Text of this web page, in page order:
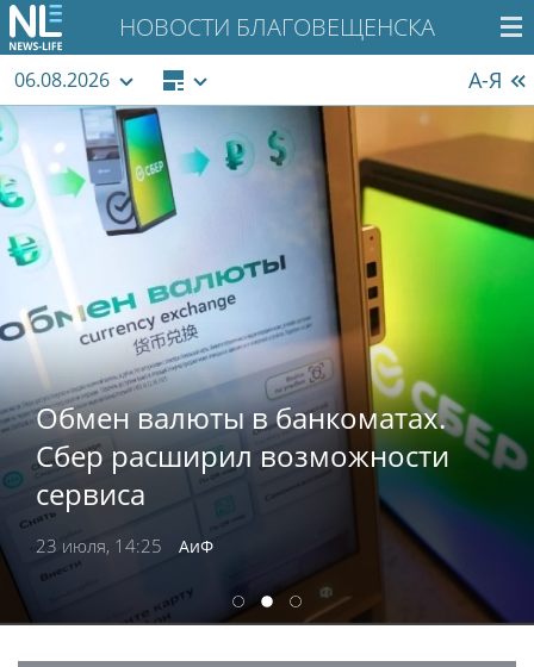
НОВОСТИ БЛАГОВЕЩЕНСКА
06.08.2026 А-Я
Обмен валюты в банкоматах.
Сбер расширил возможности
сервиса
23 июля, 14:25 АиФ
1 2 3